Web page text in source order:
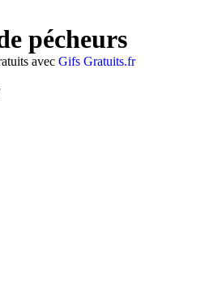
pécheurs
avec Gifs Gratuits.fr